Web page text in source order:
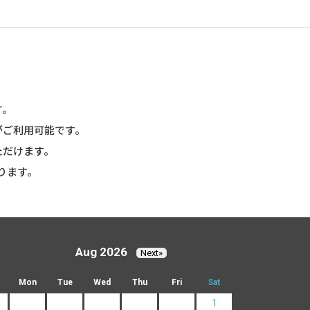
利用可能です。
けます。
す。
Aug 2026 Next»
Mon Tue Wed Thu Fri Sat
1